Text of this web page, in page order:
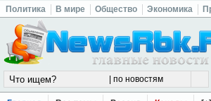
Политика В мире Общество Экономика